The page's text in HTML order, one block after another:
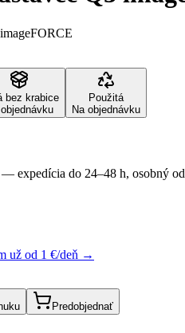
bez krabice
Použitá
Na objednávku
expedícia do 24–48 h, osobný
už od 1 €/deň →
Predobjednať